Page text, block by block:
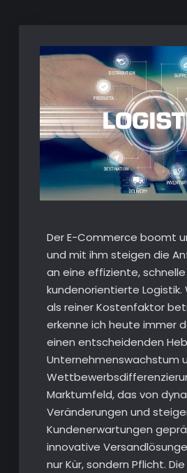
Der E-Commerce boomt
und mit ihm steigen die
an eine effiziente,
kundenorientierte
als reiner Kostenfaktor
erkenne ich heute immer
einen entscheidenden
Unternehmenswachstum
Marktumfeld, das von
Veränderungen und
Kundenerwartungen
innovative
nur Kür, sondern Pflicht.